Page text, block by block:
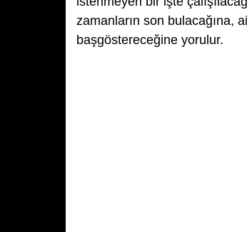
zamanların son bulacağına,
başgöstereceğine yorulur.